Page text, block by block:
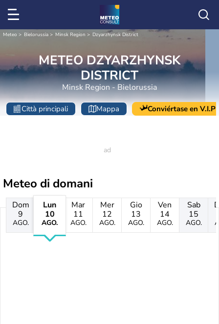
Meteo Bielorussia Minsk Region Dzyarzhynsk District
METEO DZYARZHYNSK
DISTRICT
Minsk Region - Bielorussia
Città principali Mappa Conviértase en V.I.P
Meteo di domani
Dom
9
AGO.
Lun
10
AGO.
Mar
11
AGO.
Mer
12
AGO.
Gio
13
AGO.
Ven
14
AGO.
Sab
15
AGO.